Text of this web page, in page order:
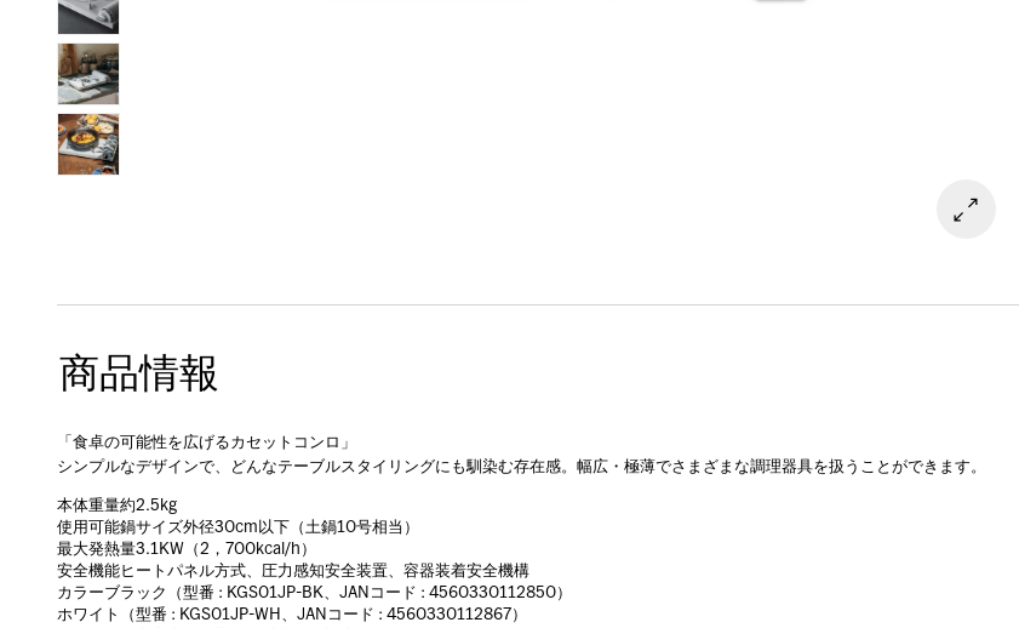
商品情報
「食卓の可能性を広げるカセットコンロ」
シンプルなデザインで、どんなテーブルスタイリングにも馴染む存在感。幅広・極薄でさまざまな調理器具を扱うことができます。
本体重量約2.5kg
使用可能鍋サイズ外径30cm以下（土鍋10号相当）
最大発熱量3.1KW（2，700kcal/h）
安全機能ヒートパネル方式、圧力感知安全装置、容器装着安全機構
カラーブラック（型番 : KGS01JP-BK、JANコード : 4560330112850）
ホワイト（型番 : KGS01JP-WH、JANコード : 4560330112867）